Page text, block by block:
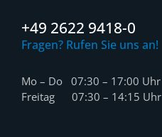
+49 2622 9418-0
Fragen? Rufen Sie uns an!
Mo – Do 07:30 – 17:00 Uhr
Freitag 07:30 – 14:15 Uhr